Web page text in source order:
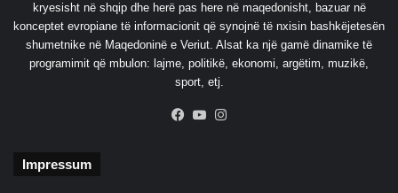
kryesisht në shqip dhe herë pas here në maqedonisht, bazuar në
konceptet evropiane të informacionit që synojnë të nxisin bashkëjetesën
shumetnike në Maqedoninë e Veriut. Alsat ka një gamë dinamike të
programimit që mbulon: lajme, politikë, ekonomi, argëtim, muzikë,
sport, etj.
Facebook
YouTube
Impressum